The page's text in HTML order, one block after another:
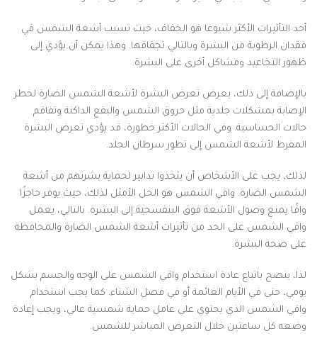
أحد التأثيرات الأكثر شيوعا هو الجفاف، حيث تسبب أشعة الشمس في
فقدان الرطوبة من البشرة وبالتالي تجفافها. وهذا يمكن أن يؤدي إلى
ظهور التجاعيد ومشاكل أخرى على البشرة.
بالإضافة إلى ذلك، يعرض تعرض البشرة لأشعة الشمس الضارة لخطر
الإصابة بمشكلات جلدية مثل حروق الشمس والبقع الداكنة وتفاقم
حالات الحساسية. وفي الحالات الأكثر خطورة، قد يؤدي تعرض البشرة
المفرط لأشعة الشمس إلى تطور سرطان الجلد.
لذلك، يجب على الأشخاص أن يتخذوا تدابير لحماية بشرتهم من أشعة
الشمس الضارة. واقي الشمس هو الحل الأمثل لذلك، حيث يوفر حاجزًا
واقًا يمنع وصول الأشعة فوق البنفسجية إلى البشرة. بالتالي، يعمل
واقي الشمس على الحد من تأثيرات أشعة الشمس الضارة والمحافظة
على صحة البشرة.
لذا، ينصح باتباع عادة استخدام واقي الشمس على الوجه والجسم بشكل
يومي، حتى في الأيام الغائمة أو في فصل الشتاء. كما يجب استخدام
واقي الشمس الذي يحتوي على عامل حماية شمسية عالي، ويجب إعادة
وضعه كل ساعتين خلال التعرض المباشر للشمس.